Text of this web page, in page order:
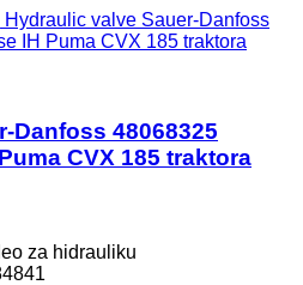
Hydraulic valve Sauer-Danfoss
IH Puma CVX 185 traktora
Danfoss 48068325
CVX 185 traktora
za hidrauliku